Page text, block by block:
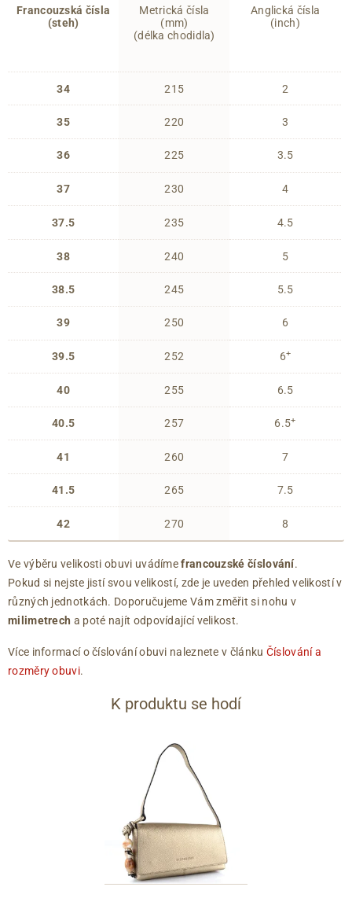
Francouzská čísla
(steh)
34
35
36
37
37.5
38
38.5
39
39.5
40
40.5
41
41.5
42
Metrická čísla
(mm)
(délka chodidla)
215
220
225
230
235
240
245
250
252
255
257
260
265
270
Anglická čísla
(inch)
2
3
3.5
4
4.5
5
5.5
6
6+
6.5
6.5+
7
7.5
8
Ve výběru velikosti obuvi uvádímefrancouzské číslování.
Pokud si nejste jistí svou velikostí, zde je uveden přehled velikostí v
různých jednotkách. Doporučujeme Vám změřit si nohu v
milimetrech a poté najít odpovídající velikost.
Více informací o číslování obuvi naleznete v článku Číslování a
rozměry obuvi.
K produktu se hodí